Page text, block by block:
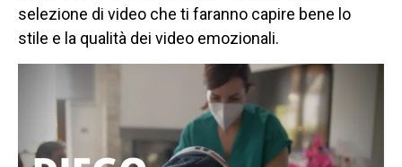
selezione di video che ti faranno capire bene lo
stile e la qualità dei video emozionali.